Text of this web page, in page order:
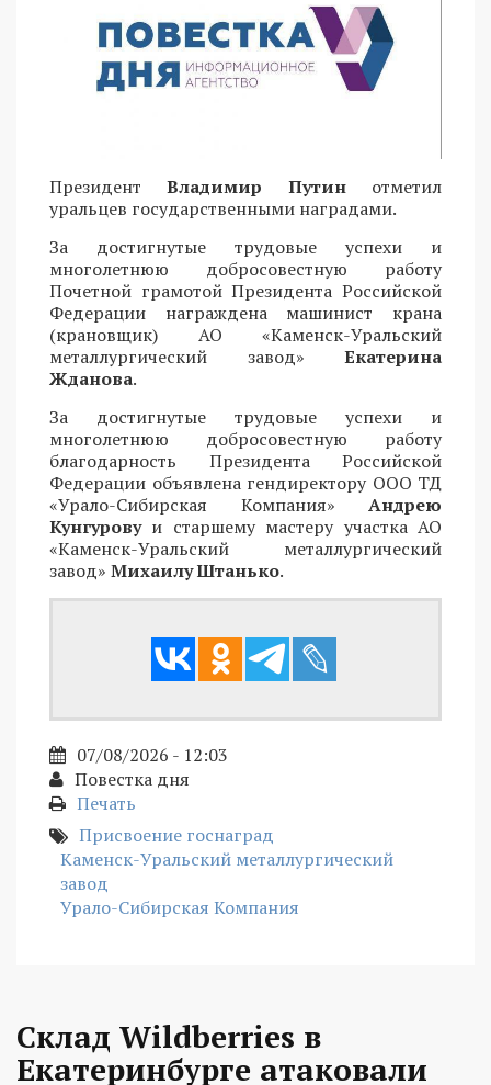
ПрезидентВладимир Путин отметил
уральцев государственными наградами.
За достигнутые трудовые успехи и
многолетнюю добросовестную работу
Почетной грамотой Президента Российской
Федерации награждена машинист крана
(крановщик) АО «Каменск-Уральский
металлургический завод» Екатерина
Жданова.
За достигнутые трудовые успехи и
многолетнюю добросовестную работу
благодарность Президента Российской
Федерации объявлена гендиректору ООО ТД
«Урало-Сибирская Компания» Андрею
Кунгуровуи старшему мастеру участка АО
«Каменск-Уральский металлургический
завод» Михаилу Штанько.
07/08/2026 - 12:03
Повестка дня
Печать
Присвоение госнаград
Каменск-Уральский металлургический
завод
Урало-Сибирская Компания
Склад Wildberries в
Екатеринбурге атаковали